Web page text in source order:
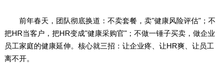
前年春天，团队彻底换道：不卖套餐，卖"健康风险评估"；不
把HR当客户，把HR变成"健康采购官"；不做一锤子买卖，做企业
员工家庭的健康延伸。核心就三招：让企业疼、让HR爽、让员工
离不开。